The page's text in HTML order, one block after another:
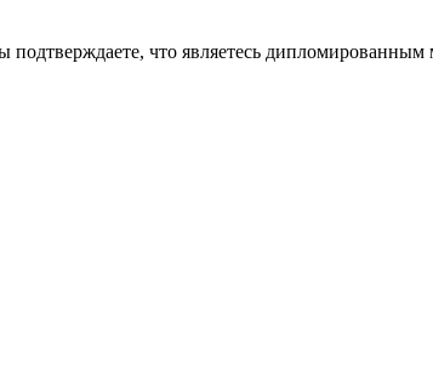
подтверждаете, что являетесь